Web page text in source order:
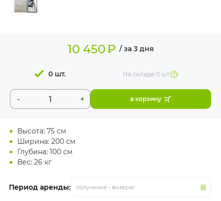
ИЗДЕЛИЯ ДЛЯ
ОБОРУДОВАНИЕ
Высота: 75 см
Ширина: 200 см
Глубина: 100 см
Вес: 26 кг
Период аренды: получение - возврат
10 450₽ / за 3 дня
- +
0 шт. На складе0 шт
в корзину